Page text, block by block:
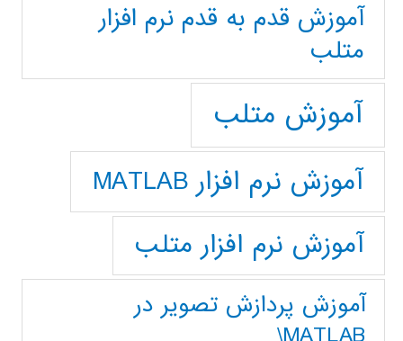
آموزش قدم به قدم نرم افزار
متلب
آموزش متلب
آموزش نرم افزار MATLAB
آموزش نرم افزار متلب
آموزش پردازش تصوير در